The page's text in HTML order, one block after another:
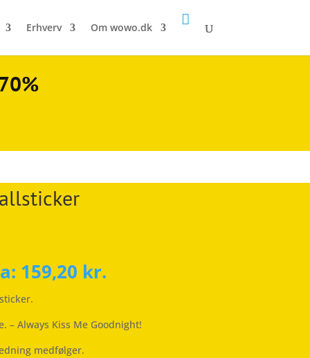
Erhverv Om wowo.dk

159,20 kr.
Always Kiss Me Goodnight!
medfølger.